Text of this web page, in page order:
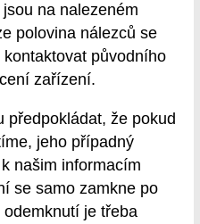
na nalezeném
polovina nálezců se
původního
zařízení.
předpokládat, že pokud
jeho případný
našim informacím
se samo zamkne po
je třeba